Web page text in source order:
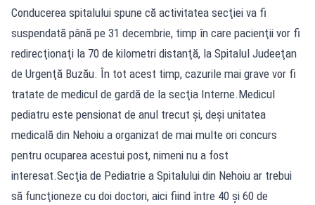
Conducerea spitalului spune că activitatea secţiei va fi
suspendată până pe 31 decembrie, timp în care pacienţii vor fi
redirecţionaţi la 70 de kilometri distanţă, la Spitalul Judeeţan
de Urgenţă Buzău. În tot acest timp, cazurile mai grave vor fi
tratate de medicul de gardă de la secţia Interne.Medicul
pediatru este pensionat de anul trecut şi, deşi unitatea
medicală din Nehoiu a organizat de mai multe ori concurs
pentru ocuparea acestui post, nimeni nu a fost
interesat.Secţia de Pediatrie a Spitalului din Nehoiu ar trebui
să funcţioneze cu doi doctori, aici fiind între 40 şi 60 de